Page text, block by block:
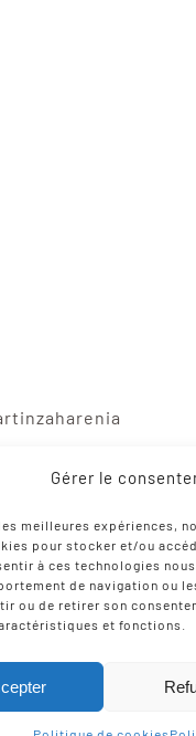
Gérer le
meilleures expériences,
pour stocker et/ou
à ces technologies
de navigation ou
ou de retirer son
et fonctions.
Izarte Komunikazioa